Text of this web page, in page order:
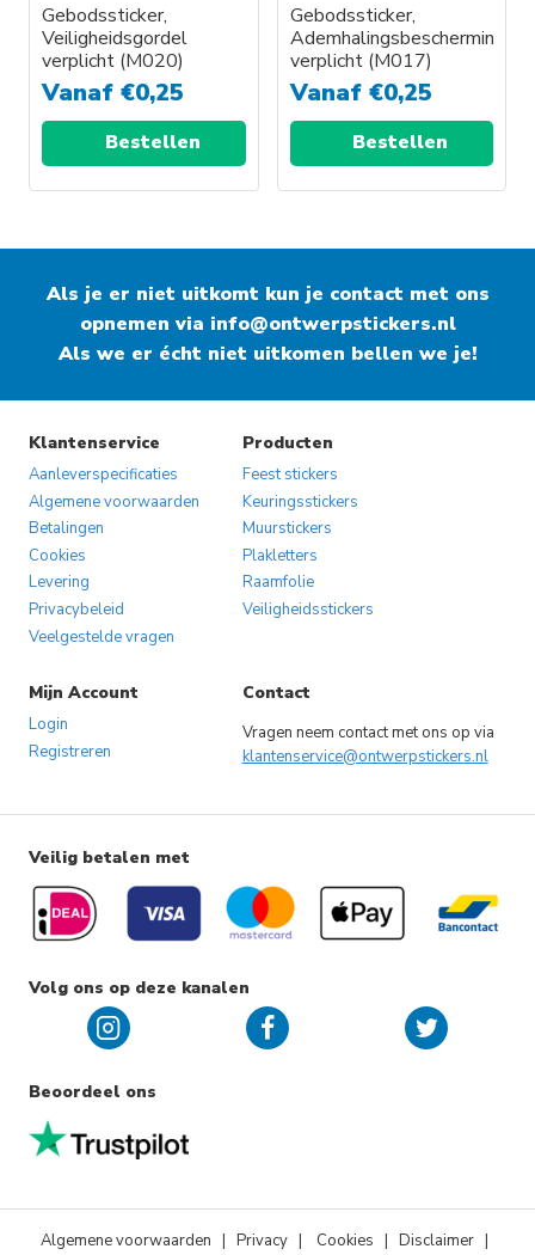
Gebodssticker,
Veiligheidsgordel
verplicht (M020)
Vanaf €0,25
Bestellen
Gebodssticker,
Ademhalingsbescherming
verplicht (M017)
Vanaf €0,25
Bestellen
Als je er niet uitkomt kun je contact met ons
opnemen via info@ontwerpstickers.nl
Als we er écht niet uitkomen bellen we je!
Klantenservice
Aanleverspecificaties
Algemene voorwaarden
Betalingen
Cookies
Levering
Privacybeleid
Veelgestelde vragen
Producten
Feest stickers
Keuringsstickers
Muurstickers
Plakletters
Raamfolie
Veiligheidsstickers
Mijn Account
Login
Registreren
Contact
Vragen neem contact met ons op via
klantenservice@ontwerpstickers.nl
Veilig betalen met
Volg ons op deze kanalen
Beoordeel ons
Algemene voorwaarden | Privacy | Cookies | Disclaimer |